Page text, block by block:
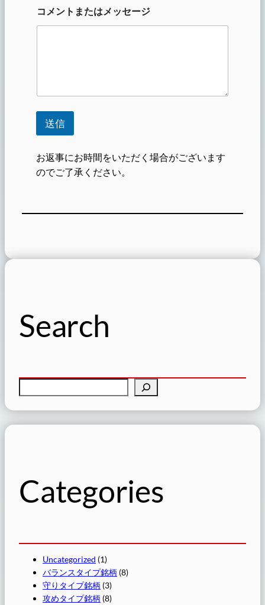
は
メ
ッ
メ
ア
レ
ス
コメントまたはメッセージ
送信
お返事にお時間をいただく場合がございます
のでご了承ください。
Search
Categories
Uncategorized (1)
バランスタイプ銘柄 (8)
守りタイプ銘柄 (3)
攻めタイプ銘柄 (8)